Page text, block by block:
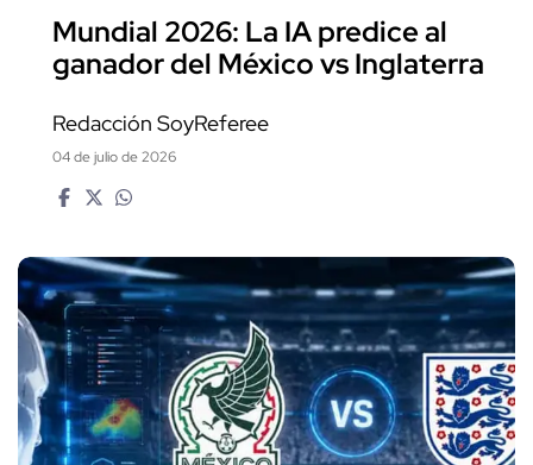
Mundial 2026: La IA predice al
ganador del México vs Inglaterra
Redacción SoyReferee
04 de julio de 2026